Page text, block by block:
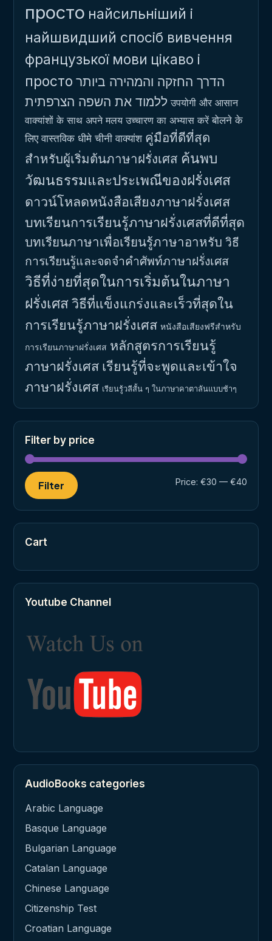
просто найсильніший і
найшвидший спосіб вивчення
французької мови цікаво і
просто הדרך החזקה והמהירה ביותר
ללמוד את השפה הצרפתית उपयोगी और आसान
वाक्यांशों के साथ अपने मलय उच्चारण का अभ्यास करें बोलने के
लिए वास्तविक धीमे चीनी वाक्यांश คู่มือที่ดีที่สุด
สำหรับผู้เริ่มต้นภาษาฝรั่งเศส ค้นพบ
วัฒนธรรมและประเพณีของฝรั่งเศส
ดาวน์โหลดหนังสือเสียงภาษาฝรั่งเศส
บทเรียนการเรียนรู้ภาษาฝรั่งเศสที่ดีที่สุด
บทเรียนภาษาเพื่อเรียนรู้ภาษาอาหรับ วิธี
การเรียนรู้และจดจำคำศัพท์ภาษาฝรั่งเศส
วิธีที่ง่ายที่สุดในการเริ่มต้นในภาษา
ฝรั่งเศสวิธีที่แข็งแกร่งและเร็วที่สุดใน
การเรียนรู้ภาษาฝรั่งเศส หนังสือเสียงฟรีสำหรับ
การเรียนภาษาฝรั่งเศส หลักสูตรการเรียนรู้
ภาษาฝรั่งเศส เรียนรู้ที่จะพูดและเข้าใจ
ภาษาฝรั่งเศส เรียนรู้วลีสั้น ๆ ในภาษาคาตาลันแบบช้าๆ
Filter by price
Filter Price: €30 — €40
Cart
Youtube Channel
AudioBooks categories
Arabic Language
Basque Language
Bulgarian Language
Catalan Language
Chinese Language
Citizenship Test
Croatian Language